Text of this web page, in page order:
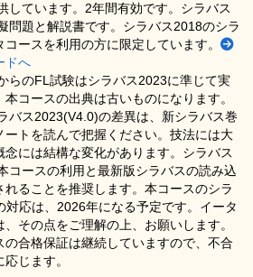
しています。2年間有効です。シラバス
問題と解説書です。シラバス2018のシラ
ースを利用の方に限定しています。
ドへ
らのFL試験はシラバス2023に準じて実
コースの出典は古いものになります。
バス2023(V4.0)の差異は、新シラバス巻
ートを読んで把握ください。技法には大
念には結構な変化があります。シラバス
コースの利用と最新版シラバスの読み込
れることを推奨します。本コースのシラ
対応は、2026年になる予定です。イータ
その点をご理解の上、お願いします。
の合格保証は継続していますので、不合
じます。